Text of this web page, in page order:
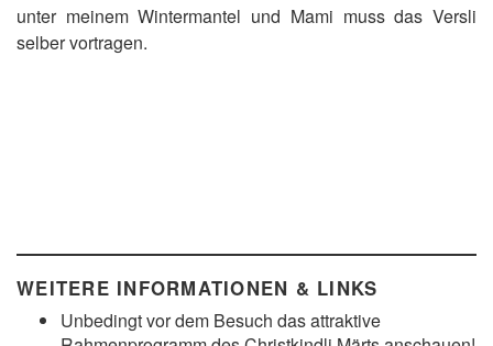
unter meinem Wintermantel und Mami muss das Versli
selber vortragen.
WEITERE INFORMATIONEN & LINKS
Unbedingt vor dem Besuch das attraktive